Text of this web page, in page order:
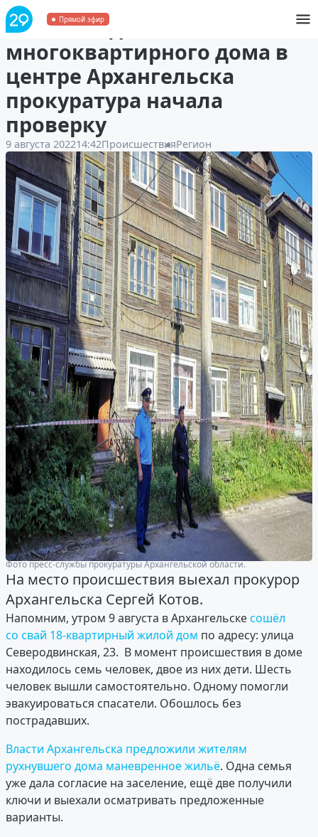
Прямой эфир
После схода со свай
многоквартирного дома в
центре Архангельска
прокуратура начала
проверку
9 августа 202214:42ПроисшествияРегион
Фото пресс-службы прокуратуры Архангельской области.
На место происшествия выехал прокурор
Архангельска Сергей Котов.
Напомним, утром 9 августа в Архангельскесошёл
со свай 18-квартирный жилой дом по адресу: улица
Северодвинская, 23. В момент происшествия в доме
находилось семь человек, двое из них дети. Шесть
человек вышли самостоятельно. Одному помогли
эвакуироваться спасатели. Обошлось без
пострадавших.
Власти Архангельска предложили жителям
рухнувшего дома маневренное жильё. Одна семья
уже дала согласие на заселение, ещё две получили
ключи и выехали осматривать предложенные
варианты.